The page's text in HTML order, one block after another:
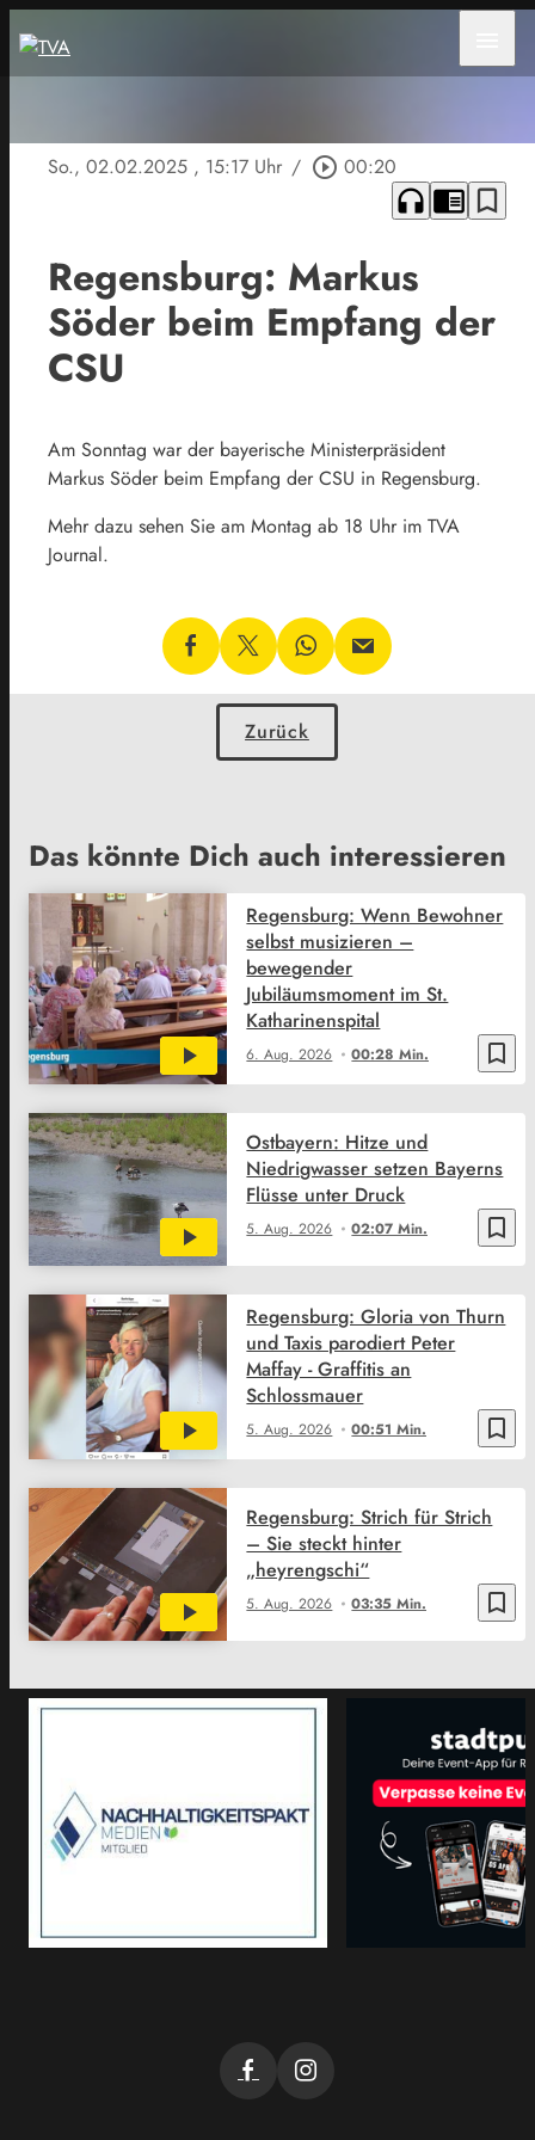
So., 02.02.2025 , 15:17 Uhr / play_circle_outline 00:20
headphones chrome_reader_mode bookmark_border
Regensburg: Markus
Söder beim Empfang der
CSU
Am Sonntag war der bayerische Ministerpräsident
Markus Söder beim Empfang der CSU in Regensburg.
Mehr dazu sehen Sie am Montag ab 18 Uhr im TVA
Journal.
Zurück
Das könnte Dich auch interessieren
bookmark_border
6. Aug. 2026 00:28 Min.
Regensburg: Wenn Bewohner
selbst musizieren –
bewegender
Jubiläumsmoment im St.
Katharinenspital
bookmark_border
5. Aug. 2026 02:07 Min.
Ostbayern: Hitze und
Niedrigwasser setzen Bayerns
Flüsse unter Druck
bookmark_border
5. Aug. 2026 00:51 Min.
Regensburg: Gloria von Thurn
und Taxis parodiert Peter
Maffay - Graffitis an
Schlossmauer
bookmark_border
5. Aug. 2026 03:35 Min.
Regensburg: Strich für Strich
– Sie steckt hinter
„heyrengschi“